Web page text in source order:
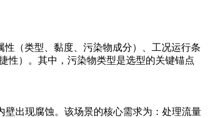
（类型、黏度、污染物成分）、工况运行条
性）。其中，污染物类型是选型的关键锚点
壁出现腐蚀。该场景的核心需求为：处理流量